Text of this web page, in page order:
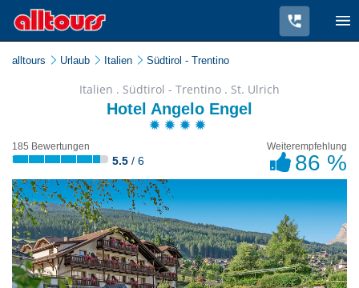
alltours Urlaub Italien Südtirol - Trentino
Italien . Südtirol - Trentino . St. Ulrich
Hotel Angelo Engel
185 Bewertungen
5.5 / 6
Weiterempfehlung
86 %